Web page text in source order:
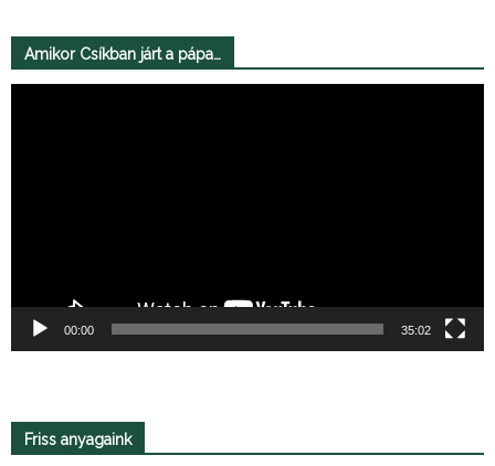
Amikor Csíkban járt a pápa…
00:00 35:02
Friss anyagaink